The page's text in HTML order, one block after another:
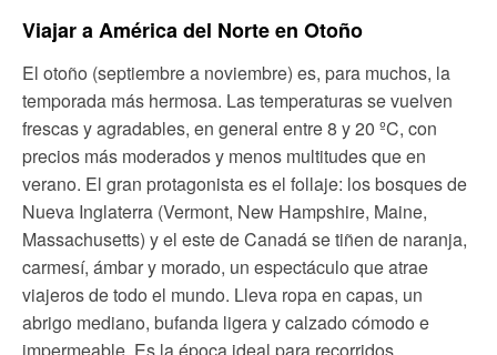
Viajar a América del Norte en Otoño
El otoño (septiembre a noviembre) es, para muchos, la
temporada más hermosa. Las temperaturas se vuelven
frescas y agradables, en general entre 8 y 20 ºC, con
precios más moderados y menos multitudes que en
verano. El gran protagonista es el follaje: los bosques de
Nueva Inglaterra (Vermont, New Hampshire, Maine,
Massachusetts) y el este de Canadá se tiñen de naranja,
carmesí, ámbar y morado, un espectáculo que atrae
viajeros de todo el mundo. Lleva ropa en capas, un
abrigo mediano, bufanda ligera y calzado cómodo e